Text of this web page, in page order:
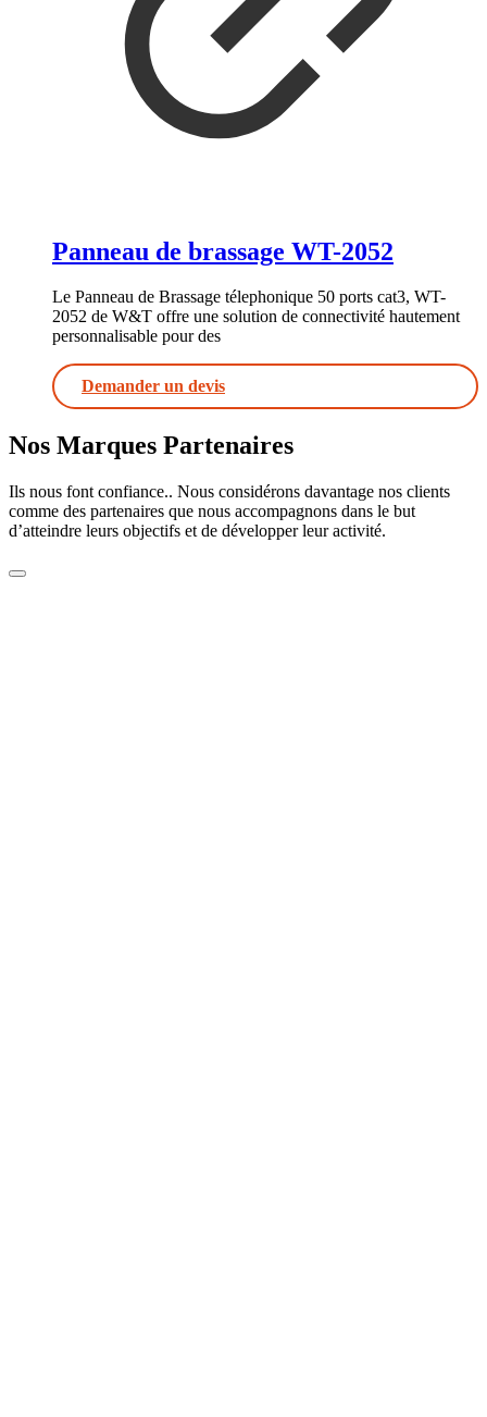
Panneau de brassage WT-2052
Le Panneau de Brassage télephonique 50 ports cat3, WT-
2052 de W&T offre une solution de connectivité hautement
personnalisable pour des
Demander un devis
Nos Marques Partenaires
Ils nous font confiance.. Nous considérons davantage nos clients
comme des partenaires que nous accompagnons dans le but
d’atteindre leurs objectifs et de développer leur activité.